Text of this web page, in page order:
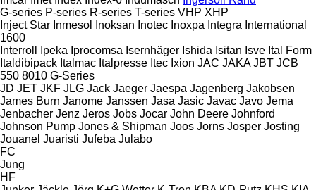
G-series P-series R-series T-series VHP XHP
Inject Star Inmesol Inoksan Inotec Inoxpa Integra International
1600
Interroll
Ipeka Iprocomsa Isernhäger Ishida Isitan Isve Ital Form
Italdibipack Italmac Italpresse Itec Ixion JAC JAKA JBT JCB
550 8010 G-Series
JD JET JKF JLG Jack Jaeger Jaespa Jagenberg Jakobsen
James Burn Janome Janssen Jasa Jasic Javac Javo Jema
Jenbacher Jenz Jeros Jobs Jocar John Deere Johnford
Johnson Pump Jones & Shipman Joos Jorns Josper Josting
Jouanel Juaristi Jufeba Julabo
FC
Jung
HF